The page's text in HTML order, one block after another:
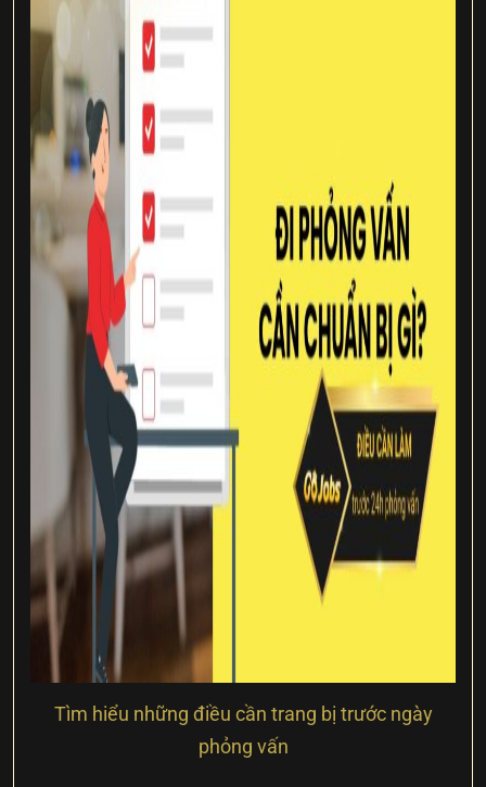
Tìm hiểu những điều cần trang bị trước ngày
phỏng vấn